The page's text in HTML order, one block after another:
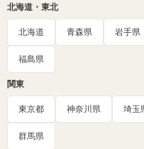
北海道・東北
北海道 青森県 岩手県
福島県
関東
東京都 神奈川県 埼玉
群馬県